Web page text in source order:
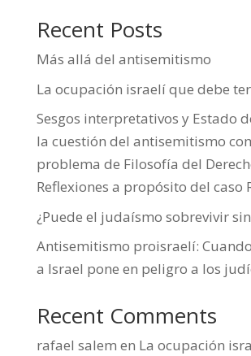
Recent Posts
Más allá del antisemitismo
La ocupación israelí que debe
Sesgos interpretativos y Estado
la cuestión del antisemitismo
problema de Filosofía del
Reflexiones a propósito del caso
¿Puede el judaísmo sobrevivir
Antisemitismo proisraelí:
a Israel pone en peligro a los
Recent Comments
rafael salem en La ocupación